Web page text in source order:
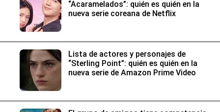
“Acaramelados”: quién es quién en la
nueva serie coreana de Netflix
Lista de actores y personajes de
“Sterling Point”: quién es quién en la
nueva serie de Amazon Prime Video